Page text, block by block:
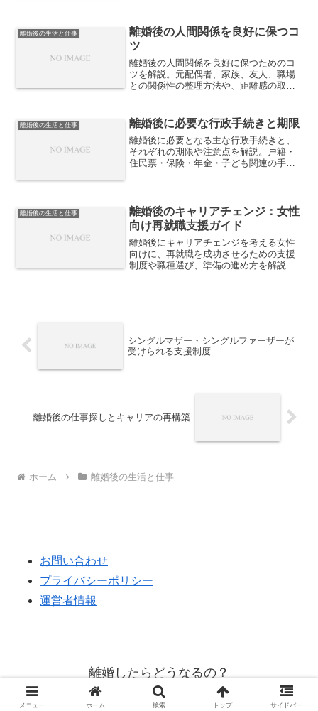
離婚後の生活と仕事
離婚後の人間関係を良好に保つコ
ツ
離婚後の人間関係を良好に保つためのコ
ツを解説。元配偶者、家族、友人、職場
との関係性の整理方法や、距離感の取り
を紹介します。
離婚後の生活と仕事 離婚後に必要な行政手続きと期限
離婚後に必要となる主な行政手続きと、
それぞれの期限や注意点を解説。戸籍・
住民票・保険・年金・子ども関連の手続
離婚後の生活と仕事
離婚後のキャリアチェンジ：女性
向け再就職支援ガイド
離婚後にキャリアチェンジを考える女性
向けに、再就職を成功させるための支援
制度や職種選び、準備の進め方を解説。
シングルマザー・シングルファーザーが
受けられる支援制度
離婚後の仕事探しとキャリアの再構築
ホーム 離婚後の生活と仕事
お問い合わせ
プライバシーポリシー
運営者情報
離婚したらどうなるの？
© 2024 離婚したらどうなるの？.
メニュー ホーム 検索 トップ サイドバー